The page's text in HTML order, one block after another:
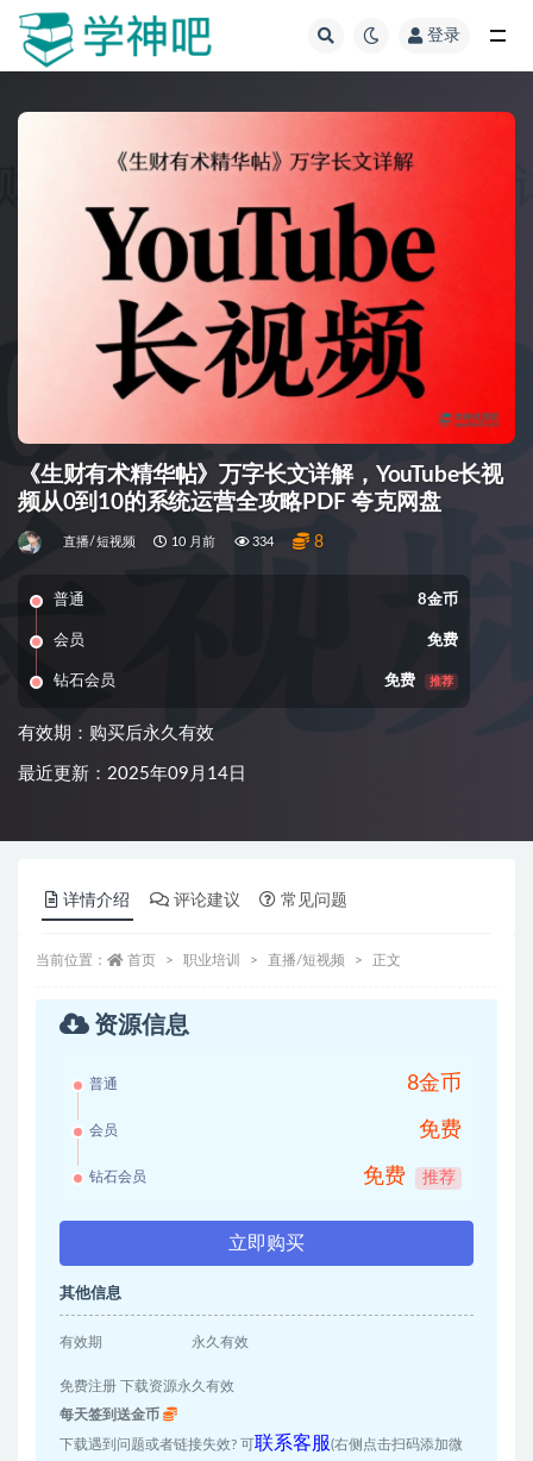
登录
《生财有术精华帖》万字长文详解，YouTube长视
频从0到10的系统运营全攻略PDF 夸克网盘
直播/短视频 10 月前 334 8
普通 8金币
会员 免费
钻石会员 免费 推荐
有效期：购买后永久有效
最近更新：2025年09月14日
详情介绍 评论建议 常见问题
当前位置： 首页 职业培训 直播/短视频 正文
资源信息
普通 8金币
会员 免费
钻石会员 免费 推荐
立即购买
其他信息
有效期 永久有效
免费注册 下载资源永久有效
每天签到送金币
下载遇到问题或者链接失效? 可联系客服(右侧点击扫码添加微